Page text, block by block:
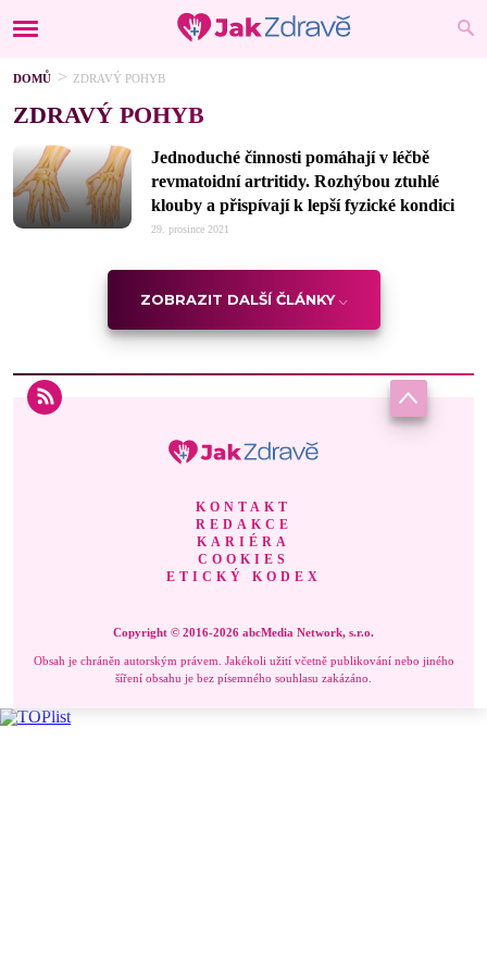
DOMŮ ZDRAVÝ POHYB
ZDRAVÝ POHYB
Jednoduché činnosti pomáhají v léčbě
revmatoidní artritidy. Rozhýbou ztuhlé
klouby a přispívají k lepší fyzické kondici
29. prosince 2021
ZOBRAZIT DALŠÍ ČLÁNKY
KONTAKT
REDAKCE
KARIÉRA
COOKIES
ETICKÝ KODEX
Copyright © 2016-2026 abcMedia Network, s.r.o.
Obsah je chráněn autorským právem. Jakékoli užití včetně publikování nebo jiného
šíření obsahu je bez písemného souhlasu zakázáno.